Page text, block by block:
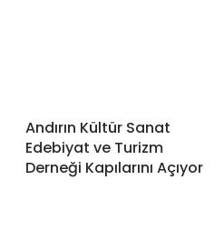
Andırın Kültür Sanat
Edebiyat ve Turizm
Derneği Kapılarını Açıyor